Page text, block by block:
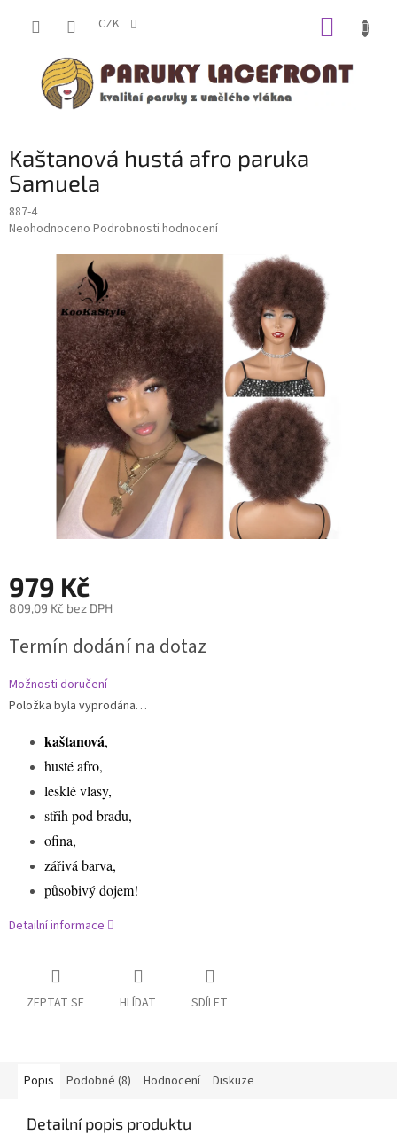
CZK
Kaštanová hustá afro paruka
Samuela
887-4
Průměrné
hvězdiček.
Neohodnoceno Podrobnosti hodnocení
979 Kč
809,09 Kč bez DPH
cena:
Termín dodání na dotaz
Možnosti doručení
Položka byla vyprodána…
kaštanová,
husté afro,
lesklé vlasy,
střih pod bradu,
ofina,
zářivá barva,
působivý dojem!
Detailní informace
ZEPTAT SE HLÍDAT SDÍLET
Popis Podobné (8) Hodnocení Diskuze
Detailní popis produktu